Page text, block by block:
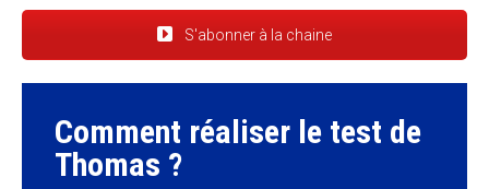
S'abonner à la chaine
Comment réaliser le test de
Thomas ?